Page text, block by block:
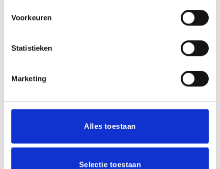
Voorkeuren
Statistieken
Marketing
Alles toestaan
Selectie toestaan
reactie plaats.